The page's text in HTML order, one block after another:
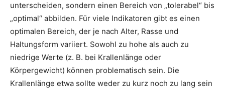
unterscheiden, sondern einen Bereich von „tolerabel“ bis
„optimal“ abbilden. Für viele Indikatoren gibt es einen
optimalen Bereich, der je nach Alter, Rasse und
Haltungsform variiert. Sowohl zu hohe als auch zu
niedrige Werte (z. B. bei Krallenlänge oder
Körpergewicht) können problematisch sein. Die
Krallenlänge etwa sollte weder zu kurz noch zu lang sein